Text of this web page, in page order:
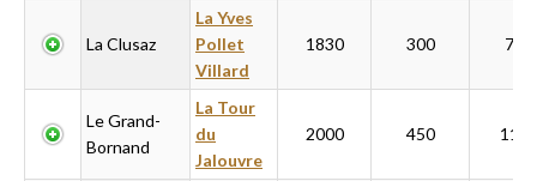
La Clusaz
La Yves
Pollet
Villard
1830 300 700
Le Grand-
Bornand
La Tour
du
Jalouvre
2000 450 1100